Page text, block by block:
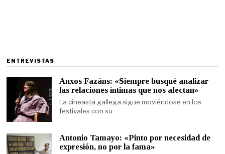
ENTREVISTAS
Anxos Fazáns: «Siempre busqué analizar
las relaciones íntimas que nos afectan»
La cineasta gallega sigue moviéndose en los
festivales con su
Antonio Tamayo: «Pinto por necesidad de
expresión, no por la fama»